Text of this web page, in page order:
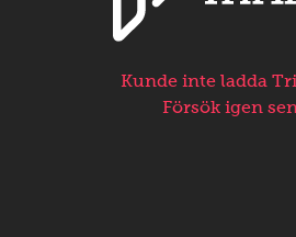
Kunde inte ladda
Försök igen